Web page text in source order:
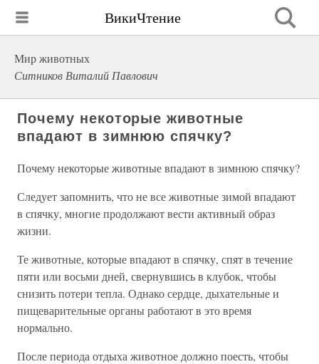
ВикиЧтение
Мир животных
Ситников Виталий Павлович
Почему некоторые животные
впадают в зимнюю спячку?
Почему некоторые животные впадают в зимнюю спячку?
Следует запомнить, что не все животные зимой впадают
в спячку, многие продолжают вести активный образ
жизни.
Те животные, которые впадают в спячку, спят в течение
пяти или восьми дней, свернувшись в клубок, чтобы
снизить потери тепла. Однако сердце, дыхательные и
пищеварительные органы работают в это время
нормально.
После периода отдыха животное должно поесть, чтобы